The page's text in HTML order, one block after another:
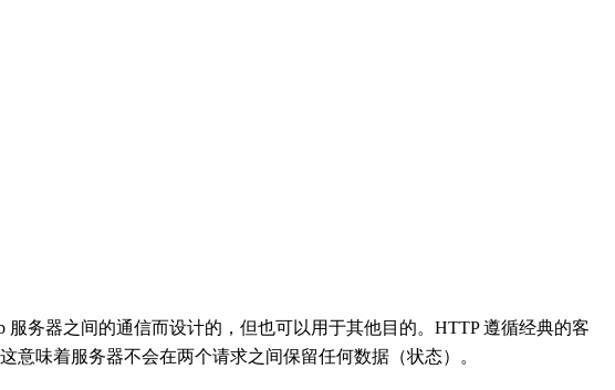
务器之间的通信而设计的，但也可以用于其他目的。HTTP 遵循经典的客
味着服务器不会在两个请求之间保留任何数据（状态）。